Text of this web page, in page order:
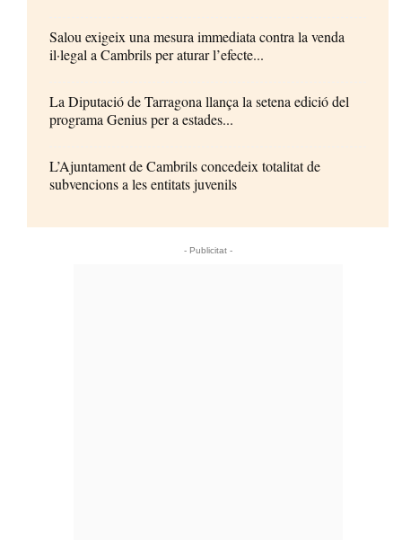
Salou exigeix una mesura immediata contra la venda
il·legal a Cambrils per aturar l’efecte...
La Diputació de Tarragona llança la setena edició del
programa Genius per a estades...
L’Ajuntament de Cambrils concedeix totalitat de
subvencions a les entitats juvenils
- Publicitat -